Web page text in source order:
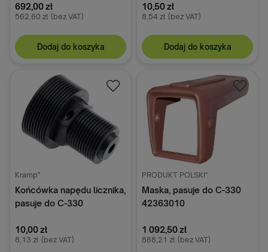
692,00 zł
562,60 zł (bez VAT)
Dodaj do koszyka
10,50 zł
8,54 zł (bez VAT)
Dodaj do koszyka
Kramp"
Końcówka napędu licznika,
pasuje do C-330
10,00 zł
8,13 zł (bez VAT)
PRODUKT POLSKI"
Maska, pasuje do C-330
42363010
1 092,50 zł
888,21 zł (bez VAT)